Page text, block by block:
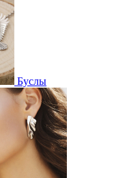
Буслы